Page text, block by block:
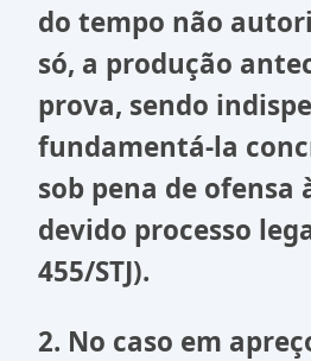
do tempo não
só, a produção
prova, sendo
fundamentá-la
sob pena de ofensa
devido processo
455/STJ).
2. No caso em